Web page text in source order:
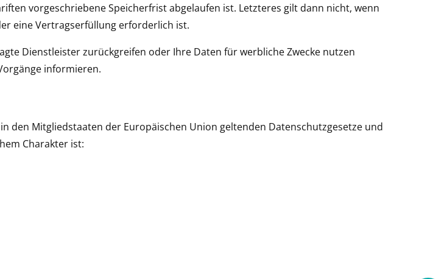
vorgeschriebene Speicherfrist abgelaufen ist. Letzteres gilt dann nicht, wenn
eine Vertragserfüllung erforderlich ist.
Dienstleister zurückgreifen oder Ihre Daten für werbliche Zwecke nutzen
informieren.
den Mitgliedstaaten der Europäischen Union geltenden Datenschutzgesetze und
Charakter ist: